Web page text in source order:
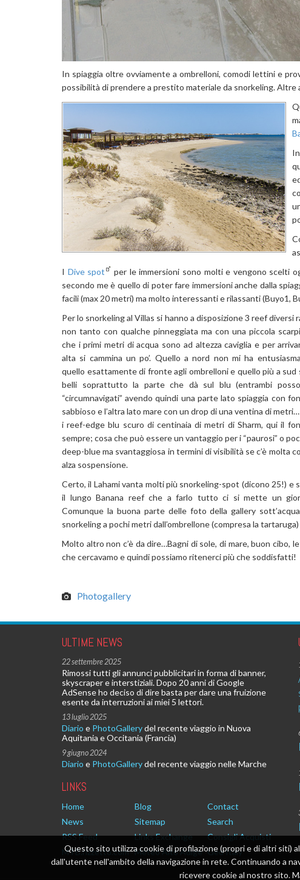
In spiaggia oltre ovviamente a ombrelloni, comodi lettini e
possibilità di prendere a prestito materiale da snorkeling.
I Dive spot
per le immersioni sono molti e vengono scelti
secondo me è quello di poter fare immersioni anche dalla
facili (max 20 metri) ma molto interessanti e rilassanti (Buyo1,
Per lo snorkeling al Villas si hanno a disposizione 3 reef diversi
non tanto con qualche pinneggiata ma con una piccola
che i primi metri di acqua sono ad altezza caviglia e per
alta si cammina un po’. Quello a nord non mi ha
quello esattamente di fronte agli ombrelloni e quello più a sud
belli soprattutto la parte che dà sul blu (entrambi
“circumnavigati” avendo quindi una parte lato spiaggia con
sabbioso e l’altra lato mare con un drop di una ventina di
i reef-edge blu scuro di centinaia di metri di Sharm, qui il
sempre; cosa che può essere un vantaggio per i “paurosi” o
deep-blue ma svantaggiosa in termini di visibilità se c’è molta
alza sospensione.
Certo, il Lahami vanta molti più snorkeling-spot (dicono 25!) e
il lungo Banana reef che a farlo tutto ci si mette un
Comunque la buona parte delle foto della gallery
snorkeling a pochi metri dall’ombrellone (compresa la
Molto altro non c’è da dire…Bagni di sole, di mare, buon
che cercavamo e quindi possiamo ritenerci più che soddisfatti!
Photogallery
ULTIME NEWS
22 settembre 2025
Rimossi tutti gli annunci pubblicitari in forma di banner,
skyscraper e interstiziali. Dopo 20 anni di Google
AdSense ho deciso di dire basta per dare una fruizione
esente da interruzioni ai miei 5 lettori.
13 luglio 2025
Diario e PhotoGallerydel recente viaggio in Nuova
Aquitania e Occitania (Francia)
9 giugno 2024
Diario e PhotoGallerydel recente viaggio nelle Marche
LINKS
Home Blog
Contact
News
Sitemap
Search
RSS Feed
Links Exchange
Consigli Acquisti
MTB.rizzetto.com Meteo Alto Adige Geo Italy
Questo sito utilizza cookie di profilazione (propri e di altri siti)
dall'utente nell'ambito della navigazione in rete. Continuando a
ricevere cookie al nostro sito.